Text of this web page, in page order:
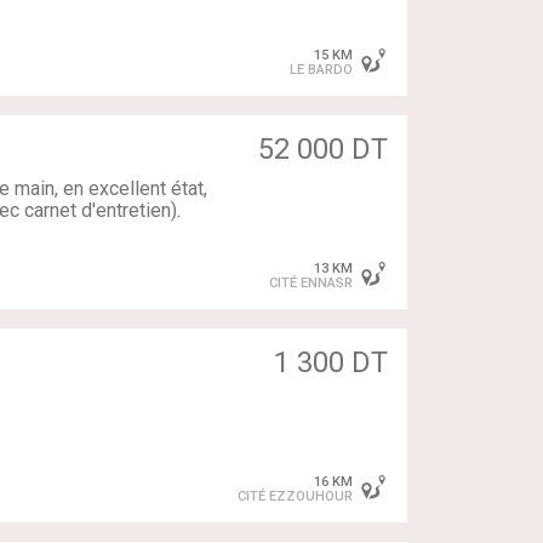
15 KM
LE BARDO
52 000 DT
main, en excellent état,
carnet d'entretien).
13 KM
CITÉ ENNASR
1 300 DT
yemchi jawo bahi.
16 KM
CITÉ EZZOUHOUR